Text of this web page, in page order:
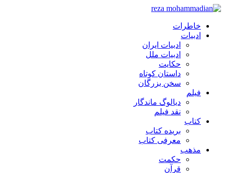
خاطرات
ادبیات
ادبیات ایران
ادبیات ملل
حکایت
داستان کوتاه
سخن بزرگان
فیلم
دیالوگ ماندگار
نقد فیلم
کتاب
بریده کتاب
معرفی کتاب
مذهب
حکمت
قرآن